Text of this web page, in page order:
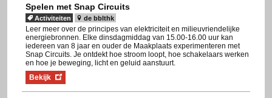
Spelen met Snap Circuits
Activiteiten de bblthk
Leer meer over de principes van elektriciteit en milieuvriendelijke
energiebronnen. Elke dinsdagmiddag van 15.00-16.00 uur kan
iedereen van 8 jaar en ouder de Maakplaats experimenteren met
Snap Circuits. Je ontdekt hoe stroom loopt, hoe schakelaars werken
en hoe je beweging, licht en geluid aanstuurt.
Bekijk